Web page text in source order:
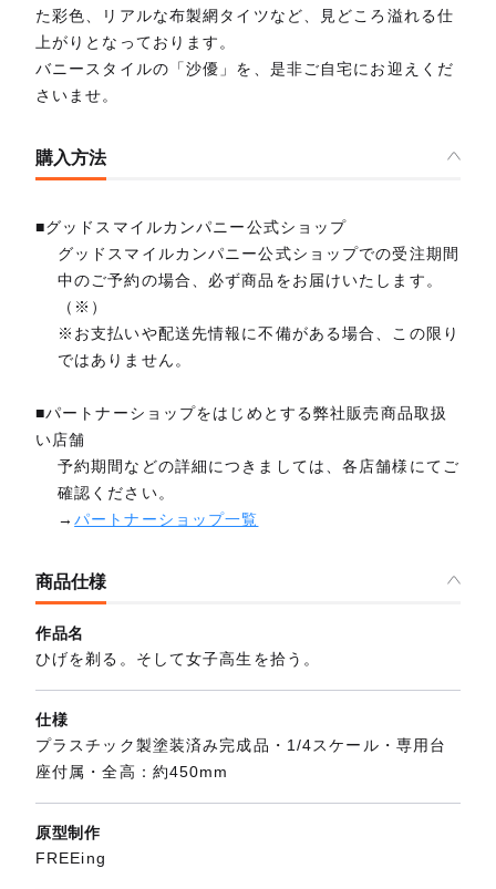
た彩色、リアルな布製網タイツなど、見どころ溢れる仕
上がりとなっております。
バニースタイルの「沙優」を、是非ご自宅にお迎えくだ
さいませ。
購入方法
■グッドスマイルカンパニー公式ショップ
グッドスマイルカンパニー公式ショップでの受注期間
中のご予約の場合、必ず商品をお届けいたします。
（※）
※お支払いや配送先情報に不備がある場合、この限り
ではありません。
■パートナーショップをはじめとする弊社販売商品取扱
い店舗
予約期間などの詳細につきましては、各店舗様にてご
確認ください。
→パートナーショップ一覧
商品仕様
作品名
ひげを剃る。そして女子高生を拾う。
仕様
プラスチック製塗装済み完成品・1/4スケール・専用台
座付属・全高：約450mm
原型制作
FREEing